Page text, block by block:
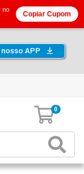
nosso APP
0
no
Copiar Cupom